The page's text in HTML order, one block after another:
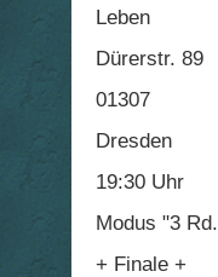
Leben
Dürerstr. 89
01307
Dresden
19:30 Uhr
Modus "3 Rd.
+ Finale +